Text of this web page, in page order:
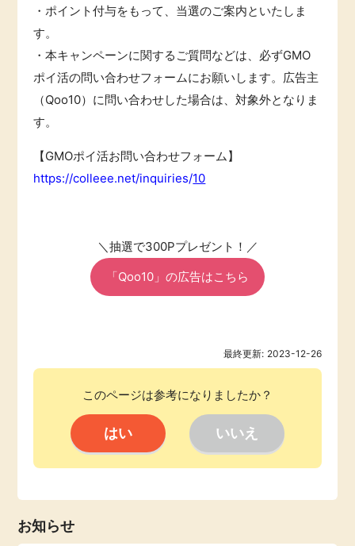
・ポイント付与をもって、当選のご案内といたしま
す。
・本キャンペーンに関するご質問などは、必ずGMO
ポイ活の問い合わせフォームにお願いします。広告主
（Qoo10）に問い合わせした場合は、対象外となりま
す。
【GMOポイ活お問い合わせフォーム】
https://colleee.net/inquiries/10
＼抽選で300Pプレゼント！／
「Qoo10」の広告はこちら
最終更新: 2023-12-26
このページは参考になりましたか？
お知らせ